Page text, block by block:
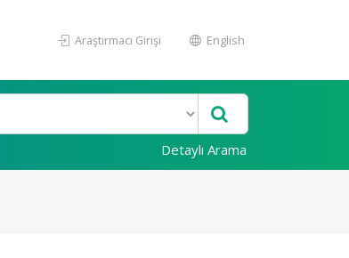
Araştırmacı Girişi English
Detaylı Arama